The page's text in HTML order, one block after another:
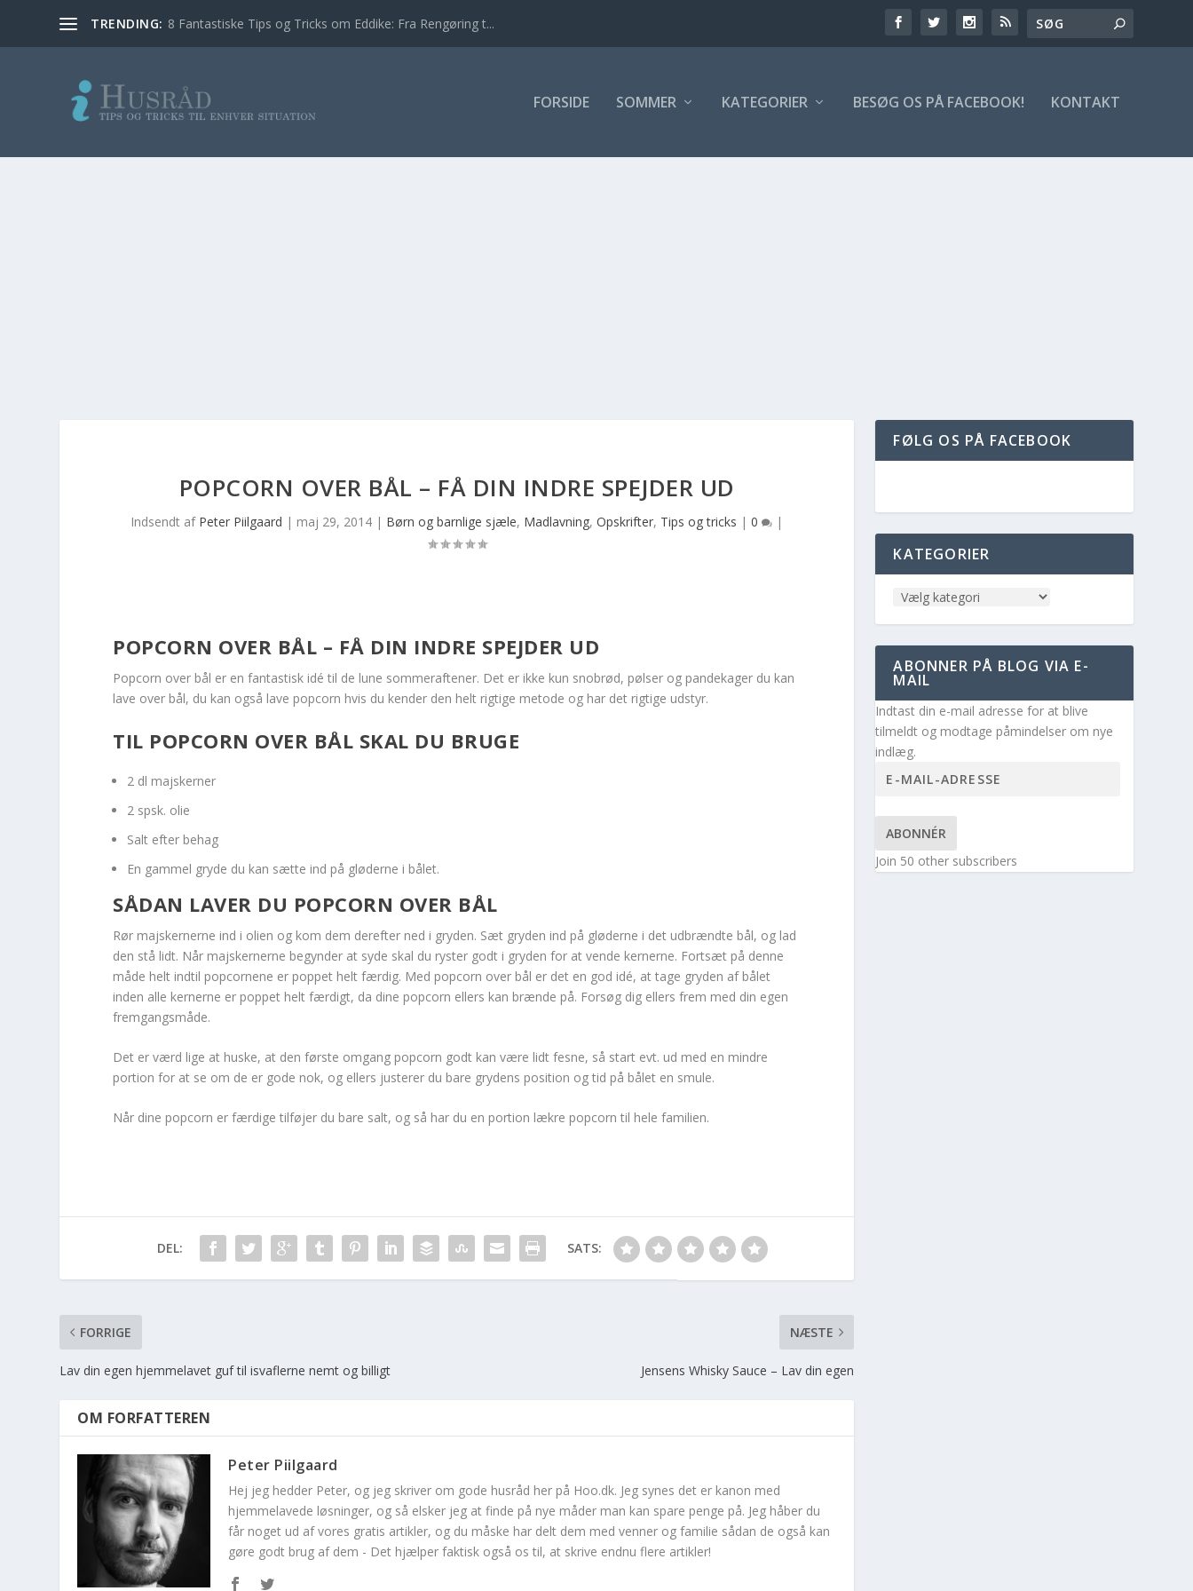
TRENDING: 8 Fantastiske Tips og Tricks om Eddike: Fra Rengøring t...
FORSIDE SOMMER KATEGORIER BESØG OS PÅ FACEBOOK! KONTAKT
POPCORN OVER BÅL – FÅ DIN INDRE SPEJDER UD
Indsendt af Peter Piilgaard | maj 29, 2014 | Børn og barnlige sjæle, Madlavning,Opskrifter, Tips og tricks |0 |
POPCORN OVER BÅL – FÅ DIN INDRE SPEJDER UD
Popcorn over bål er en fantastisk idé til de lune sommeraftener. Det er ikke kun snobrød, pølser og pandekager du kan
lave over bål, du kan også lave popcorn hvis du kender den helt rigtige metode og har det rigtige udstyr.
TIL POPCORN OVER BÅL SKAL DU BRUGE
2 dl majskerner
2 spsk. olie
Salt efter behag
En gammel gryde du kan sætte ind på gløderne i bålet.
SÅDAN LAVER DU POPCORN OVER BÅL
Rør majskernerne ind i olien og kom dem derefter ned i gryden. Sæt gryden ind på gløderne i det udbrændte bål, og lad
den stå lidt. Når majskernerne begynder at syde skal du ryster godt i gryden for at vende kernerne. Fortsæt på denne
måde helt indtil popcornene er poppet helt færdig. Med popcorn over bål er det en god idé, at tage gryden af bålet
inden alle kernerne er poppet helt færdigt, da dine popcorn ellers kan brænde på. Forsøg dig ellers frem med din egen
fremgangsmåde.
Det er værd lige at huske, at den første omgang popcorn godt kan være lidt fesne, så start evt. ud med en mindre
portion for at se om de er gode nok, og ellers justerer du bare grydens position og tid på bålet en smule.
Når dine popcorn er færdige tilføjer du bare salt, og så har du en portion lækre popcorn til hele familien.
DEL: SATS:
FORRIGE
Lav din egen hjemmelavet guf til isvaflerne nemt og billigt
NÆSTE
Jensens Whisky Sauce – Lav din egen
OM FORFATTEREN
Peter Piilgaard
Hej jeg hedder Peter, og jeg skriver om gode husråd her på Hoo.dk. Jeg synes det er kanon med
hjemmelavede løsninger, og så elsker jeg at finde på nye måder man kan spare penge på. Jeg håber du
får noget ud af vores gratis artikler, og du måske har delt dem med venner og familie sådan de også kan
gøre godt brug af dem - Det hjælper faktisk også os til, at skrive endnu flere artikler!
FØLG OS PÅ FACEBOOK
KATEGORIER
ABONNER PÅ BLOG VIA E-
MAIL
Indtast din e-mail adresse for at blive
tilmeldt og modtage påmindelser om nye
indlæg.
ABONNÉR
Join 50 other subscribers